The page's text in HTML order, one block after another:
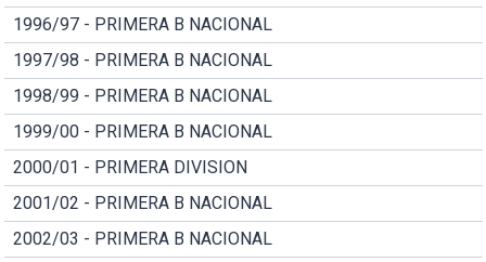
1996/97 - PRIMERA B NACIONAL
1997/98 - PRIMERA B NACIONAL
1998/99 - PRIMERA B NACIONAL
1999/00 - PRIMERA B NACIONAL
2000/01 - PRIMERA DIVISION
2001/02 - PRIMERA B NACIONAL
2002/03 - PRIMERA B NACIONAL